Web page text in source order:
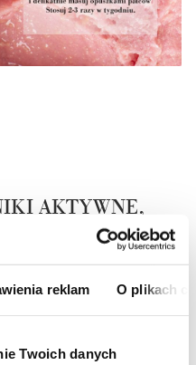
reklam O plikach
Twoich danych
AKTYWNE,
MOC
Bogate w nienasycone